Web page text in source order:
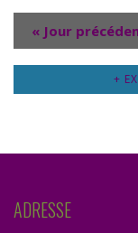
« Jour
+
ADRESSE